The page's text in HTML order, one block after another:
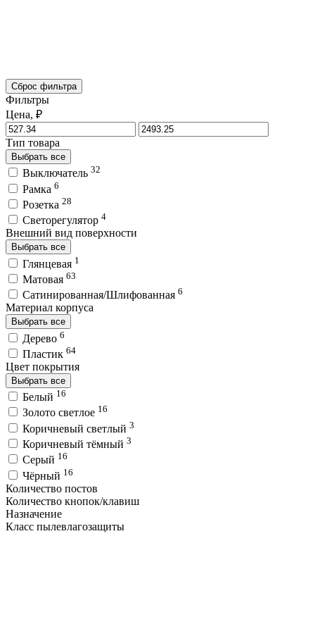
Сброс фильтра
Фильтры
Цена, ₽
Тип товара
Выбрать все
Выключатель 32
Рамка 6
Розетка 28
Светорегулятор 4
Внешний вид поверхности
Выбрать все
Глянцевая 1
Матовая 63
Сатинированная/Шлифованная 6
Материал корпуса
Выбрать все
Дерево 6
Пластик 64
Цвет покрытия
Выбрать все
Белый 16
Золото светлое 16
Коричневый светлый 3
Коричневый тёмный 3
Серый 16
Чёрный 16
Количество постов
Количество кнопок/клавиш
Назначение
Класс пылевлагозащиты